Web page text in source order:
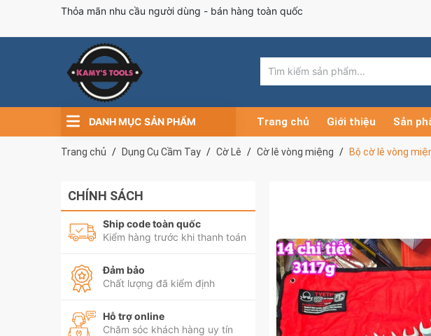
Thỏa mãn nhu cầu người dùng - bán hàng toàn quốc
DANH MỤC SẢN PHẨM Trang chủ Giới thiệu Sản
Trang chủ Dụng Cụ Cầm Tay Cờ Lê Cờ lê vòng miệng Bộ cờ lê vòng
CHÍNH SÁCH
Ship code toàn quốc
Kiểm hàng trước khi thanh toán
Đảm bảo
Chất lượng đã kiểm định
Hỗ trợ online
Chăm sóc khách hàng uy tín